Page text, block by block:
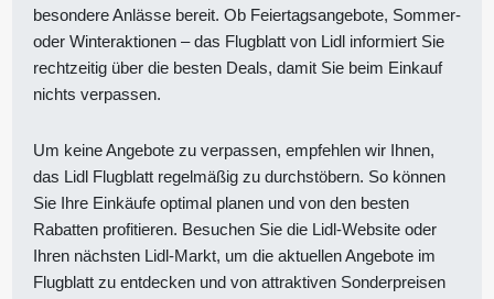
besondere Anlässe bereit. Ob Feiertagsangebote, Sommer-
oder Winteraktionen – das Flugblatt von Lidl informiert Sie
rechtzeitig über die besten Deals, damit Sie beim Einkauf
nichts verpassen.
Um keine Angebote zu verpassen, empfehlen wir Ihnen,
das Lidl Flugblatt regelmäßig zu durchstöbern. So können
Sie Ihre Einkäufe optimal planen und von den besten
Rabatten profitieren. Besuchen Sie die Lidl-Website oder
Ihren nächsten Lidl-Markt, um die aktuellen Angebote im
Flugblatt zu entdecken und von attraktiven Sonderpreisen